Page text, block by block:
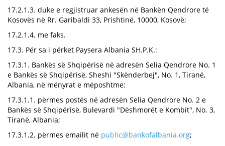
17.2.1.3. duke e regjistruar ankesën në Bankën Qendrore të
Kosovës në Rr. Garibaldi 33, Prishtinë, 10000, Kosovë;
17.2.1.4. me faks.
17.3. Për sa i përket Paysera Albania SH.P.K.:
17.3.1. Bankës së Shqipërisë në adresën Selia Qendrore No. 1
e Bankës së Shqipërisë, Sheshi "Skënderbej", No. 1, Tiranë,
Albania, në mënyrat e mëposhtme:
17.3.1.1. përmes postës në adresën Selia Qendrore No. 2 e
Bankës së Shqipërisë, Bulevardi "Dëshmorët e Kombit", No. 3,
Tiranë, Albania;
17.3.1.2. përmes emailit në public@bankofalbania.org;